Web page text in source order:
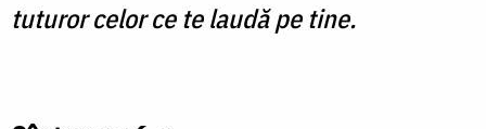
tuturor celor ce te laudă pe tine.